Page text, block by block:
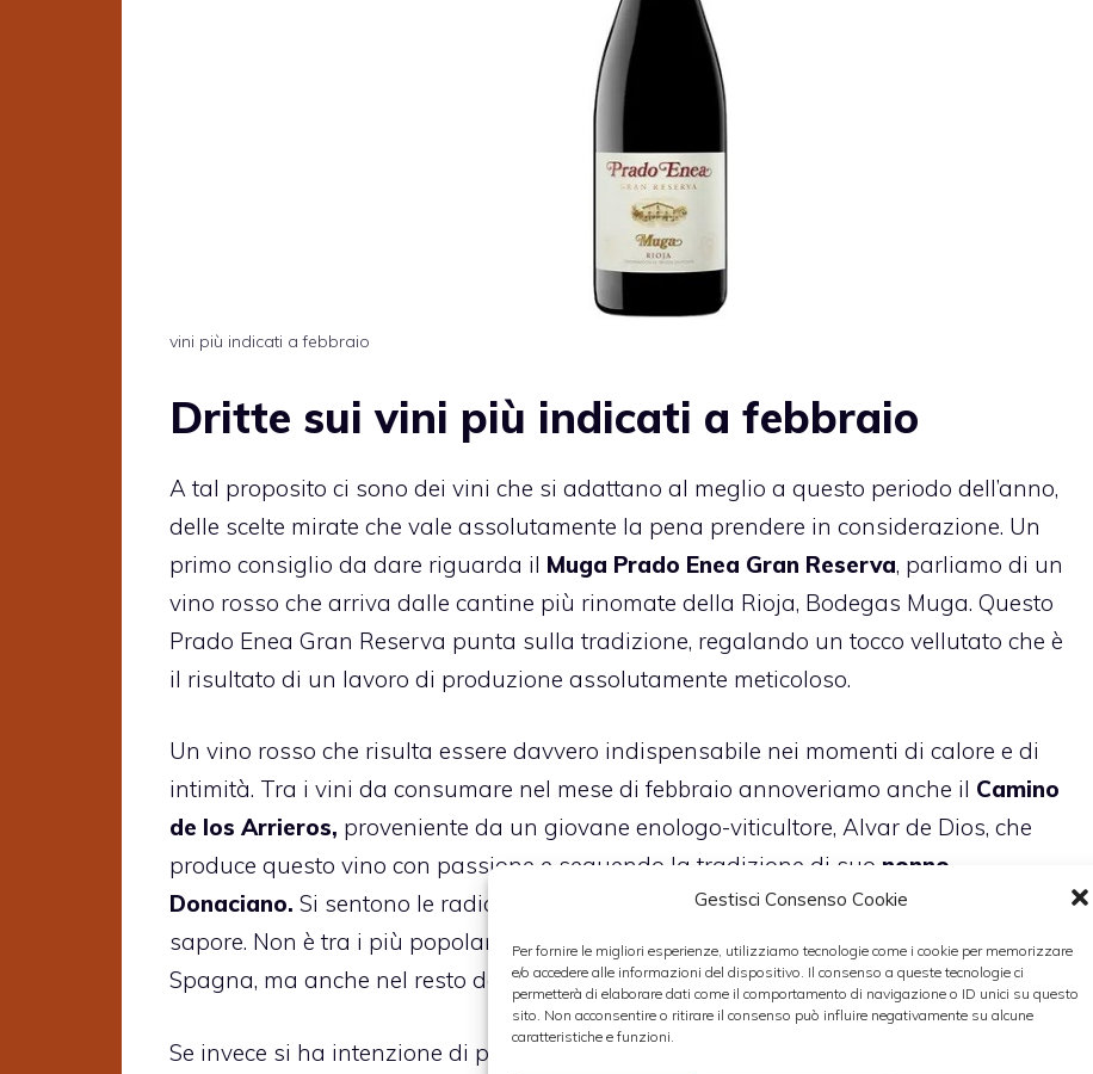
Gestisci Consenso Cookie
Per fornire le migliori esperienze, utilizziamo tecnologie come i cookie per memorizzare
e/o accedere alle informazioni del dispositivo. Il consenso a queste tecnologie ci
permetterà di elaborare dati come il comportamento di navigazione o ID unici su questo
sito. Non acconsentire o ritirare il consenso può influire negativamente su alcune
caratteristiche e funzioni.
vini più indicati a febbraio
Dritte sui vini più indicati a febbraio
A tal proposito ci sono dei vini che si adattano al meglio a questo periodo dell’anno,
delle scelte mirate che vale assolutamente la pena prendere in considerazione. Un
primo consiglio da dare riguarda il Muga Prado Enea Gran Reserva, parliamo di un
vino rosso che arriva dalle cantine più rinomate della Rioja, Bodegas Muga. Questo
Prado Enea Gran Reserva punta sulla tradizione, regalando un tocco vellutato che è
il risultato di un lavoro di produzione assolutamente meticoloso.
Un vino rosso che risulta essere davvero indispensabile nei momenti di calore e di
intimità. Tra i vini da consumare nel mese di febbraio annoveriamo anche il Camino
de los Arrieros, proveniente da un giovane enologo-viticultore, Alvar de Dios, che
produce questo vino con passione e seguendo la tradizione di suo nonno
Donaciano. Si sentono le radici della sua terra in questo vino molto fresco e ricco di
sapore. Non è tra i più popolari, ma sta prendendo piede rapidamente non solo in
Spagna, ma anche nel resto del mondo.
Se invece si ha intenzione di puntare su un vino bianco, qui il mese di febbraio